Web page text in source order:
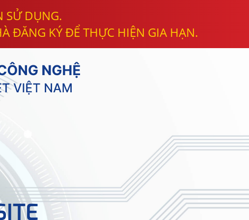
SỬ DỤNG.
ĐĂNG KÝ ĐỂ THỰC HIỆN GIA HẠN.